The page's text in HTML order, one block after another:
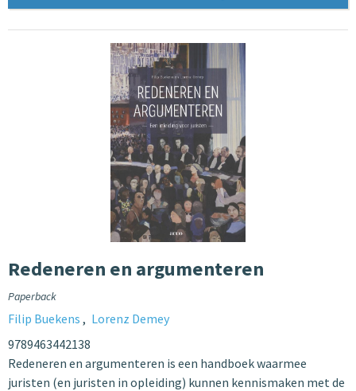
Redeneren en argumenteren
Paperback
Filip Buekens
Lorenz Demey
9789463442138
Redeneren en argumenteren is een handboek waarmee
juristen (en juristen in opleiding) kunnen kennismaken met de